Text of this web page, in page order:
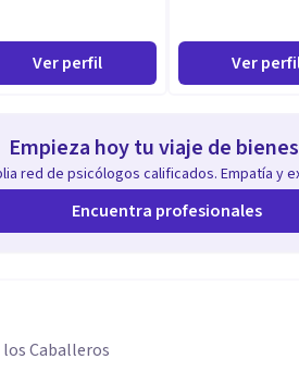
Ver perfil Ver
Empieza hoy tu viaje de
red de psicólogos calificados. Empatía y
Encuentra profesionales
los Caballeros